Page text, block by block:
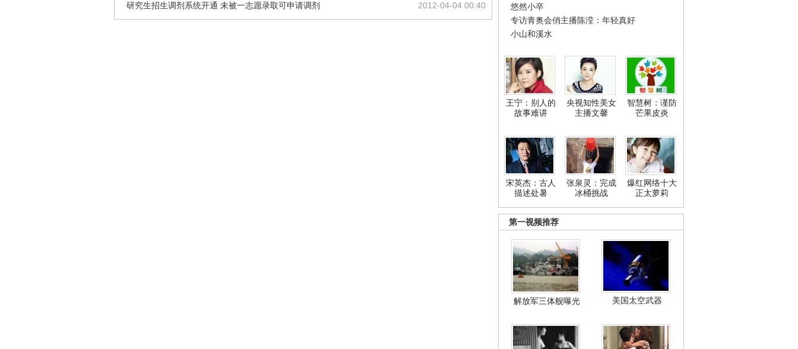
悠然小卒
专访青奥会俏主播陈滢：年轻真好
小山和溪水
王宁：别人的
故事难讲
央视知性美女
主播文馨
智慧树：谨防
芒果皮炎
宋英杰：古人
描述处暑
张泉灵：完成
冰桶挑战
爆红网络十大
正太萝莉
第一视频推荐
解放军三体舰曝光 美国太空武器
2012-04-04 00:40
研究生招生调剂系统开通 未被一志愿录取可申请调剂